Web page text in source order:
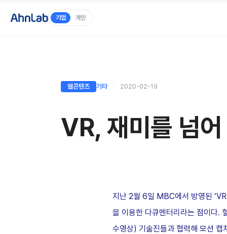
기업 개인
웹콘텐츠 기타 2020-02-19
VR, 재미를 넘
지난 2월 6일 MBC에서 방영된
을 이용한 다큐멘터리라는 점이다.
수영상) 기술진들과 협력해 모션 캡